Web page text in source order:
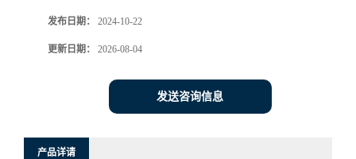
发布日期： 2024-10-22
更新日期： 2026-08-04
发送咨询信息
产品详请